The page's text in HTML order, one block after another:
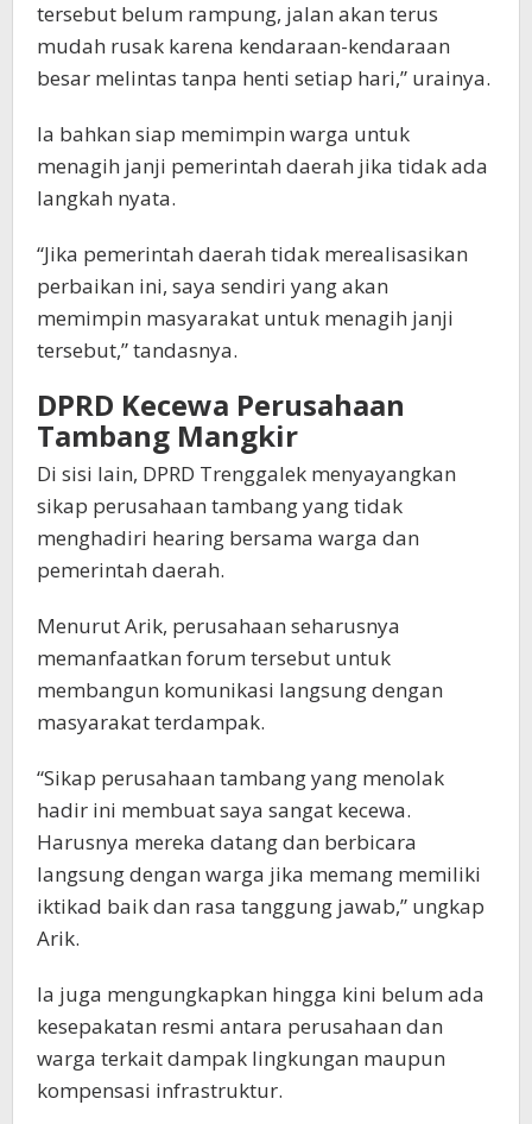
tersebut belum rampung, jalan akan terus
mudah rusak karena kendaraan-kendaraan
besar melintas tanpa henti setiap hari,” urainya.
Ia bahkan siap memimpin warga untuk
menagih janji pemerintah daerah jika tidak ada
langkah nyata.
“Jika pemerintah daerah tidak merealisasikan
perbaikan ini, saya sendiri yang akan
memimpin masyarakat untuk menagih janji
tersebut,” tandasnya.
DPRD Kecewa Perusahaan
Tambang Mangkir
Di sisi lain, DPRD Trenggalek menyayangkan
sikap perusahaan tambang yang tidak
menghadiri hearing bersama warga dan
pemerintah daerah.
Menurut Arik, perusahaan seharusnya
memanfaatkan forum tersebut untuk
membangun komunikasi langsung dengan
masyarakat terdampak.
“Sikap perusahaan tambang yang menolak
hadir ini membuat saya sangat kecewa.
Harusnya mereka datang dan berbicara
langsung dengan warga jika memang memiliki
iktikad baik dan rasa tanggung jawab,” ungkap
Arik.
Ia juga mengungkapkan hingga kini belum ada
kesepakatan resmi antara perusahaan dan
warga terkait dampak lingkungan maupun
kompensasi infrastruktur.